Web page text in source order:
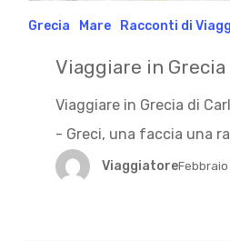
Grecia Mare Racconti di
Viaggiare in Grecia
Viaggiare in Grecia di
- Greci, una faccia una
ViaggiatoreFebbraio